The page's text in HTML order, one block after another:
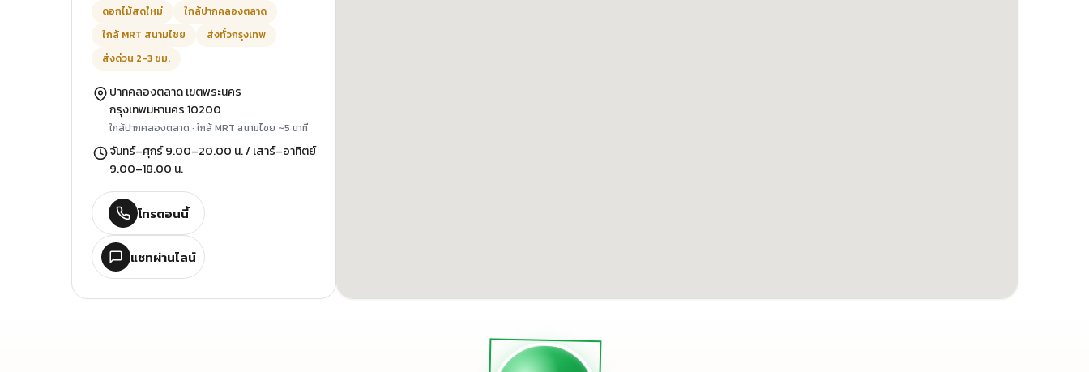
ดอกไม้สดใหม่
ใกล้ปากคลองตลาด
ใกล้ MRT สนามไชย
ส่งทั่วกรุงเทพ
ส่งด่วน 2-3 ชม.
ปากคลองตลาด เขตพระนคร
กรุงเทพมหานคร 10200
ใกล้ปากคลองตลาด · ใกล้ MRT สนามไชย ~5 นาที
จันทร์–ศุกร์ 9.00–20.00 น. / เสาร์–อาทิตย์
9.00–18.00 น.
โทรตอนนี้
แชทผ่านไลน์